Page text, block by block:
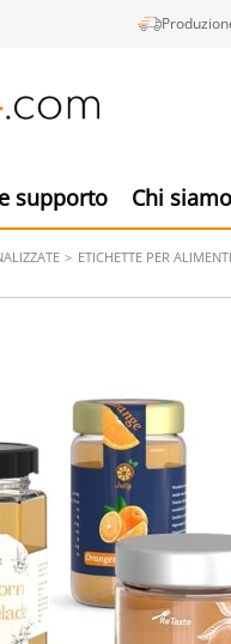
supporto Chi siamo
ETICHETTE PER ALIMENTI